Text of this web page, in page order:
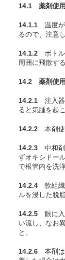
14.1 薬剤使
14.1.1 温度が
るので、注意
14.1.2 ボトル
周囲に飛散す
14.2 薬剤使
14.2.1 注入器
ると気腫を起
14.2.2 本剤使
14.2.3 中和剤
ずオキシドー
で根管内を洗
14.2.4 軟組織
ルを浸した脱
14.2.5 眼に入
い流し、なお
と。
14.2.6 本剤は